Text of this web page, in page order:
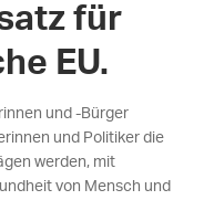
für
EU.
und -Bürger
und Politiker die
werden, mit
von Mensch und